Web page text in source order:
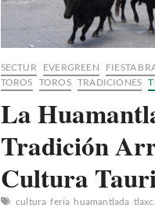
SECTUR EVERGREEN FIESTA
TOROS TOROS TRADICIONES
La
Tradición
Cultura
cultura feria huamantlada